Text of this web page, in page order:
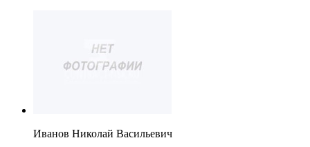
Иванов Николай Васильевич